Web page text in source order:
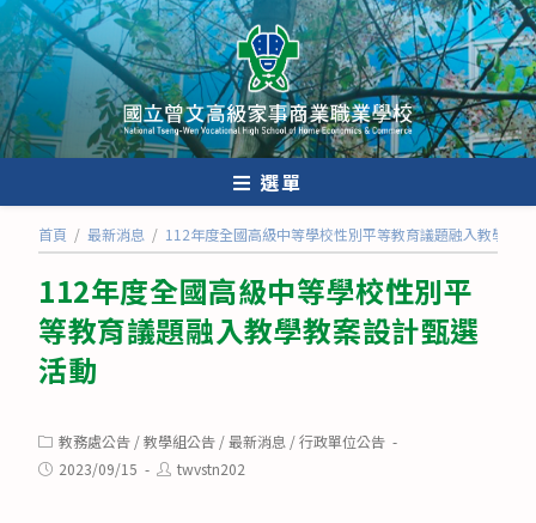
跳
轉
至
主
要
內
選單
首頁 / 最新消息 / 112年度全國高級中等學校性別平等教育議題融入教學教
112年度全國高級中等學校性別平
等教育議題融入教學教案設計甄選
活動
Post
category:
教務處公告 /教學組公告 /最新消息 /行政單位公告
Post2023/09/15
Posttwvstn202